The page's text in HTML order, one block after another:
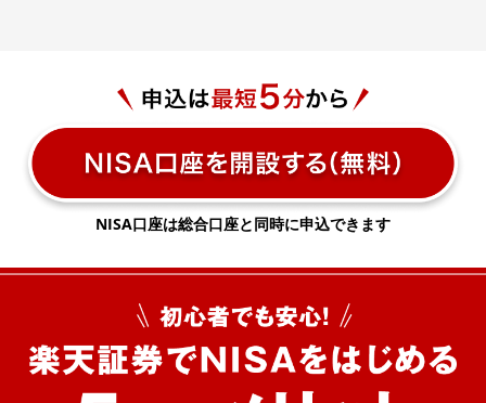
NISA口座は総合口座と同時に申込できます